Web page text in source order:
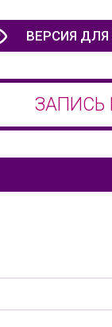
ВЕРСИЯ
ЗАПИСЬ